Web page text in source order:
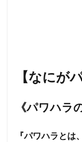
【なにが
《パワハラ
『パワハラと